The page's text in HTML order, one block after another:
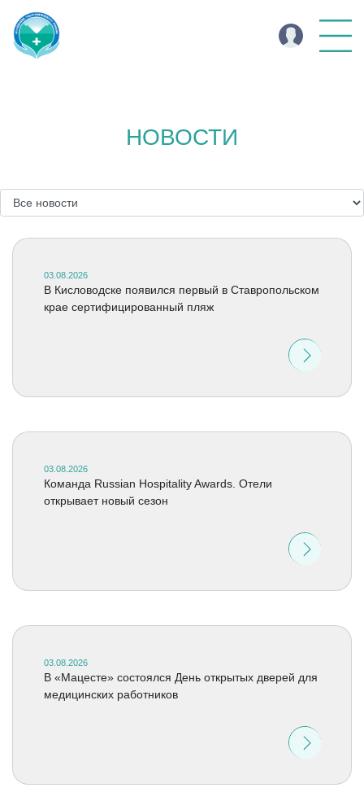
НОВОСТИ
03.08.2026
В Кисловодске появился первый в Ставропольском
крае сертифицированный пляж
03.08.2026
Команда Russian Hospitality Awards. Отели
открывает новый сезон
03.08.2026
В «Мацесте» состоялся День открытых дверей для
медицинских работников